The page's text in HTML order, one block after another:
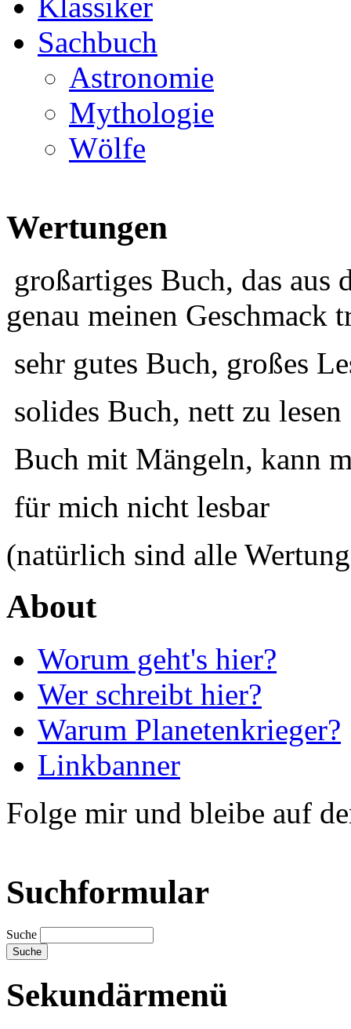
Sachbuch
Astronomie
Mythologie
Wölfe
Wertungen
großartiges Buch, das aus
genau meinen Geschmack
sehr gutes Buch, großes
solides Buch, nett zu lesen
Buch mit Mängeln, kann
für mich nicht lesbar
(natürlich sind alle
About
Worum geht's hier?
Wer schreibt hier?
Warum Planetenkrieger?
Linkbanner
Folge mir und bleibe auf
Suchformular
Suche
Sekundärmenü